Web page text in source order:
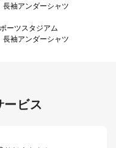
長袖アンダーシャツ
ーツスタジアム
長袖アンダーシャツ
ービス